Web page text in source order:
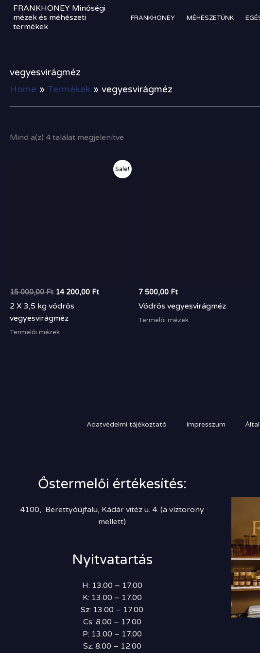
Skip
content
FRANKHONEY Minőségi
mézek és méhészeti
termékek
FRANKHONEY MÉHÉSZETÜNK
vegyesvirágméz
Home
Termékek vegyesvirágméz
Mind a(z) 4 találat megjelenítve
price:
Sale!
15 000,00Ft 14 200,00 Ft
Current
price
2 X 3,5 kg vödrös
vegyesvirágméz
Termelői mézek
7 500,00 Ft
Vödrös vegyesvirágméz
Termelői mézek
Adatvédelmi tájékoztató Impresszum
Őstermelői értékesítés:
4100, Berettyóújfalu, Kádár vitéz u. 4. (a víztorony
mellett)
Nyitvatartás
H: 13.00 – 17.00
K: 13.00 – 17.00
Sz: 13.00 – 17.00
Cs: 8.00 – 17.00
P: 13.00 – 17.00
Sz: 8.00 – 12.00